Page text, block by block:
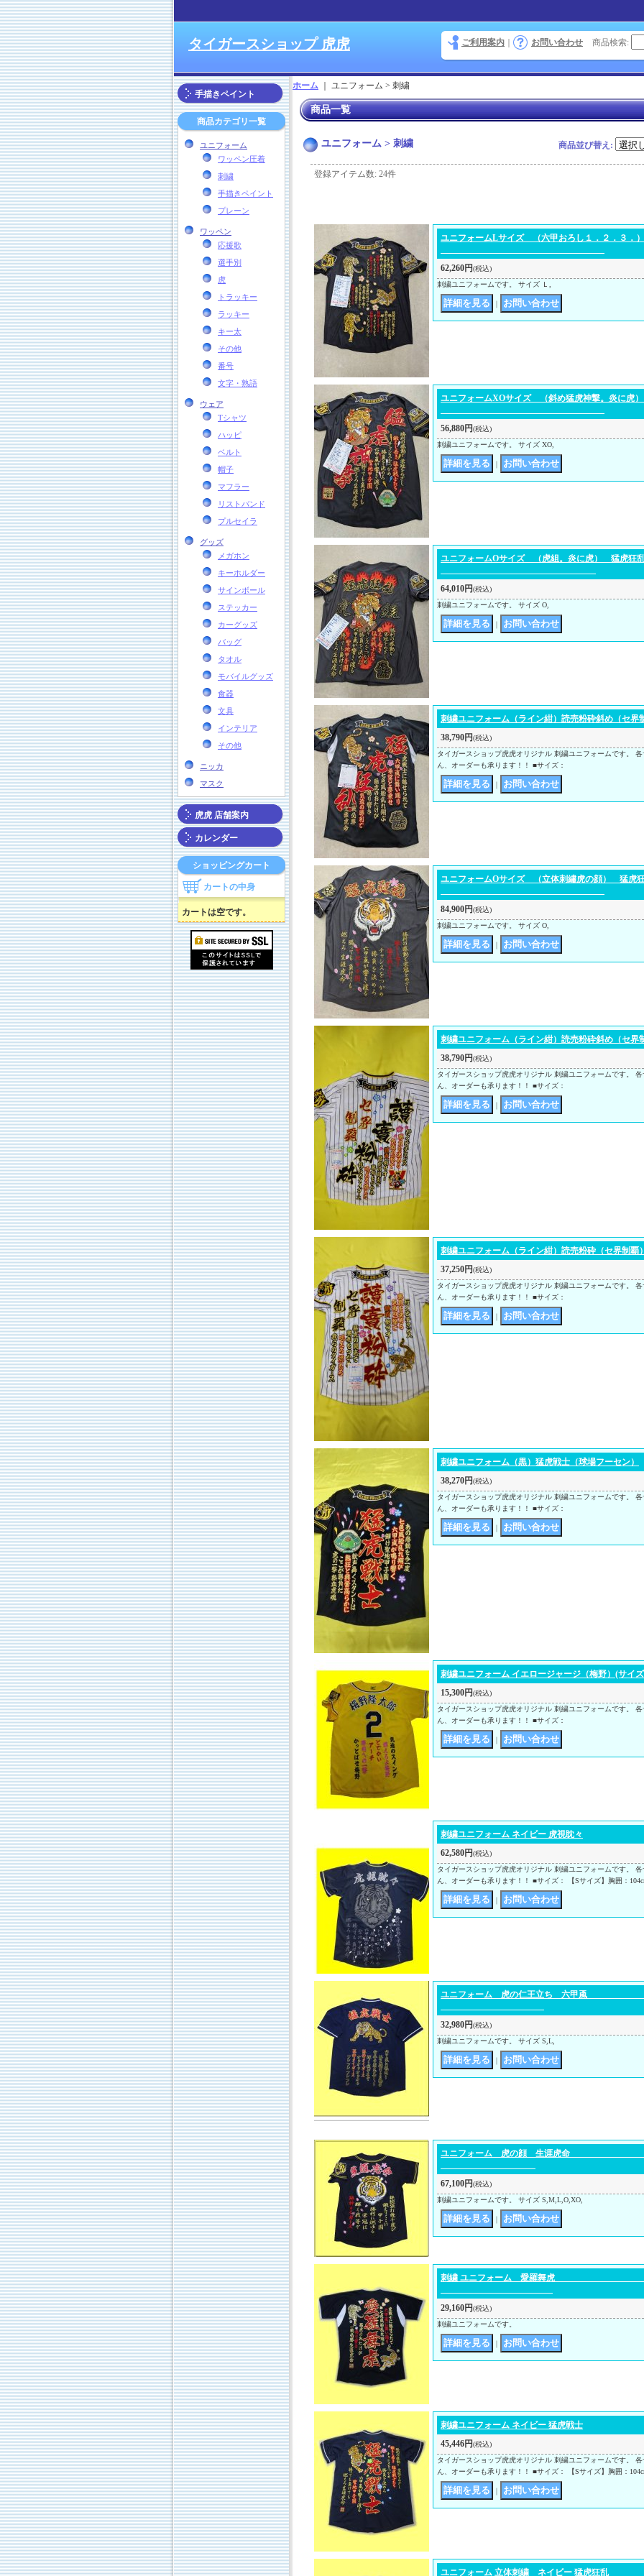
タイガースショップ 虎虎 ご利用案内 お問い合わせ 商品検索:
手描きペイント
商品カテゴリ一覧
ユニフォーム
ワッペン圧着
刺繍
手描きペイント
プレーン
ワッペン
応援歌
選手別
虎
トラッキー
ラッキー
キー太
その他
番号
文字・熟語
ウェア
Tシャツ
ハッピ
ベルト
帽子
マフラー
リストバンド
プルセイラ
グッズ
メガホン
キーホルダー
サインボール
ステッカー
カーグッズ
バッグ
タオル
モバイルグッズ
食器
文具
インテリア
その他
ニッカ
マスク
虎虎 店舗案内
カレンダー
ショッピングカート
カートの中身
カートは空です。
ホーム ユニフォーム > 刺繍
商品一覧
ユニフォーム > 刺繍 商品並び替え :
登録アイテム数: 24件
ユニフォームLサイズ （六甲お
62,260円(税込)
刺繍ユニフォームです。 サイズ Ｌ,
｜
ユニフォームXOサイズ （斜め
56,880円(税込)
刺繍ユニフォームです。 サイズ XO,
｜
ユニフォームOサイズ （虎組。
64,010円(税込)
刺繍ユニフォームです。 サイズ O,
｜
刺繍ユニフォーム（ライン紺）読売粉砕斜め（セ界
38,790円(税込)
タイガースショップ虎虎オリジナル 刺繍ユニフォームです。
ん、オーダーも承ります！！ ■サイズ：
｜
ユニフォームOサイズ （立体刺
84,900円(税込)
刺繍ユニフォームです。 サイズ O,
｜
刺繍ユニフォーム（ライン紺）読売粉砕斜め（セ界
38,790円(税込)
タイガースショップ虎虎オリジナル 刺繍ユニフォームです。
ん、オーダーも承ります！！ ■サイズ：
｜
刺繍ユニフォーム（ライン紺）読売粉砕（セ界制覇）
37,250円(税込)
タイガースショップ虎虎オリジナル 刺繍ユニフォームです。
ん、オーダーも承ります！！ ■サイズ：
｜
刺繍ユニフォーム（黒）猛虎戦士（球場フーセン）
38,270円(税込)
タイガースショップ虎虎オリジナル 刺繍ユニフォームです。
ん、オーダーも承ります！！ ■サイズ：
｜
刺繍ユニフォーム イエロージャージ（梅野）(サイズ
15,300円(税込)
タイガースショップ虎虎オリジナル 刺繍ユニフォームです。
ん、オーダーも承ります！！ ■サイズ：
｜
刺繍ユニフォーム ネイビー 虎視眈々
62,580円(税込)
タイガースショップ虎虎オリジナル 刺繍ユニフォームです。
ん、オーダーも承ります！！ ■サイズ： 【Sサイズ】胸囲：
｜
ユニフォーム 虎の仁
32,980円(税込)
刺繍ユニフォームです。 サイズ S,L,
｜
ユニフォーム 虎の
67,100円(税込)
刺繍ユニフォームです。 サイズ S,M,L,O,XO,
｜
刺繍 ユニフォー
29,160円(税込)
刺繍ユニフォームです。
｜
刺繍ユニフォーム ネイビー 猛虎戦士
45,446円(税込)
タイガースショップ虎虎オリジナル 刺繍ユニフォームです。
ん、オーダーも承ります！！ ■サイズ： 【Sサイズ】胸囲：
｜
ユニフォーム 立体刺繍 ネイビー 猛虎狂乱